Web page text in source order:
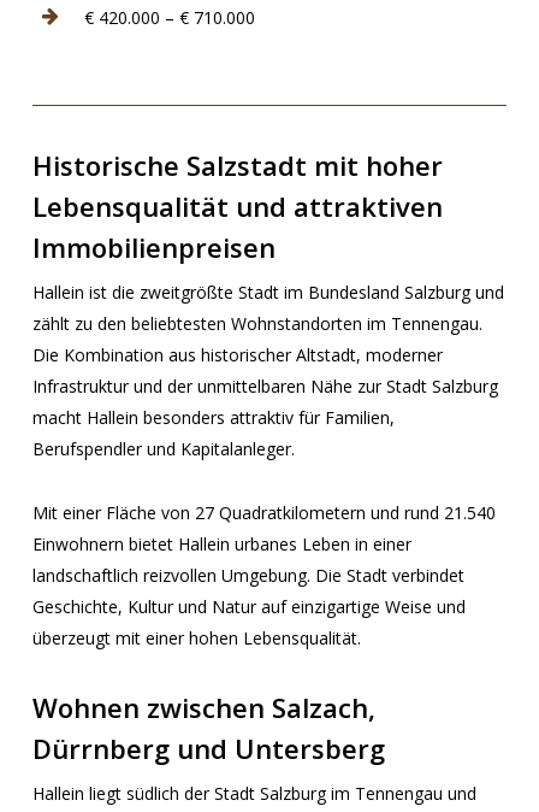
€ 420.000 – € 710.000
Historische Salzstadt mit hoher
Lebensqualität und attraktiven
Immobilienpreisen
Hallein ist die zweitgrößte Stadt im Bundesland Salzburg und
zählt zu den beliebtesten Wohnstandorten im Tennengau.
Die Kombination aus historischer Altstadt, moderner
Infrastruktur und der unmittelbaren Nähe zur Stadt Salzburg
macht Hallein besonders attraktiv für Familien,
Berufspendler und Kapitalanleger.
Mit einer Fläche von 27 Quadratkilometern und rund 21.540
Einwohnern bietet Hallein urbanes Leben in einer
landschaftlich reizvollen Umgebung. Die Stadt verbindet
Geschichte, Kultur und Natur auf einzigartige Weise und
überzeugt mit einer hohen Lebensqualität.
Wohnen zwischen Salzach,
Dürrnberg und Untersberg
Hallein liegt südlich der Stadt Salzburg im Tennengau und